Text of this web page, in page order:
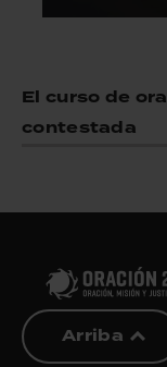
El curso de
contestada
Arriba